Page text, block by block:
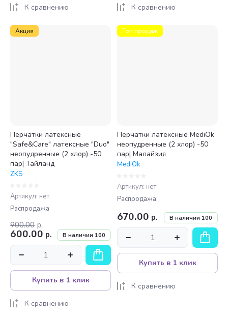
К сравнению К сравнению
Акция
Перчатки латексные
"Safe&Care" латексные "Duo"
неопудренные (2 хлор) -50
пар| Тайланд
ZKS
Артикул: нет
Распродажа
В наличии 100
900.00 р.
600.00 р.
Купить в 1 клик
К сравнению
Топ продаж
Перчатки латексные MediOk
неопудренные (2 хлор) -50
пар| Малайзия
MediOk
Артикул: нет
Распродажа
В наличии 100
670.00 р.
Купить в 1 клик
К сравнению